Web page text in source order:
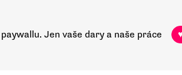
Jen vaše dary a naše práce